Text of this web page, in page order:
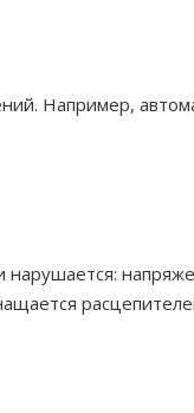
Например,
нарушается: